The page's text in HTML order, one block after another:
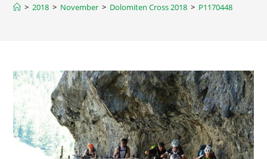
> 2018 > November > Dolomiten Cross 2018 > P1170448